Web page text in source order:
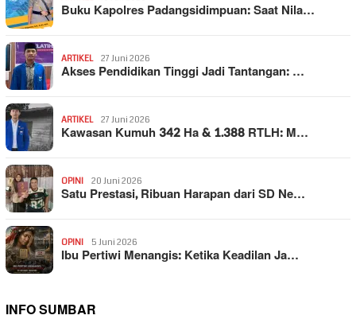
Buku Kapolres Padangsidimpuan: Saat Nila…
ARTIKEL 27 Juni 2026
Akses Pendidikan Tinggi Jadi Tantangan: …
ARTIKEL 27 Juni 2026
Kawasan Kumuh 342 Ha & 1.388 RTLH: M…
OPINI 20 Juni 2026
Satu Prestasi, Ribuan Harapan dari SD Ne…
OPINI 5 Juni 2026
Ibu Pertiwi Menangis: Ketika Keadilan Ja…
INFO SUMBAR